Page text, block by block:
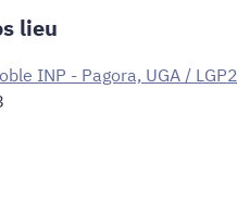
lieu
INP - Pagora, UGA / LGP2